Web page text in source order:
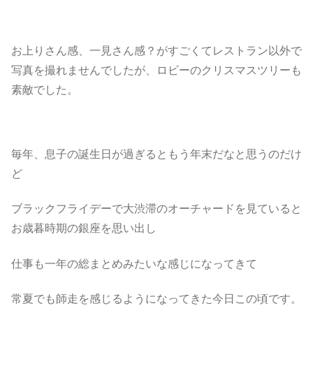
お上りさん感、一見さん感？がすごくてレストラン以外で
写真を撮れませんでしたが、ロビーのクリスマスツリーも
素敵でした。
毎年、息子の誕生日が過ぎるともう年末だなと思うのだけ
ど
ブラックフライデーで大渋滞のオーチャードを見ていると
お歳暮時期の銀座を思い出し
仕事も一年の総まとめみたいな感じになってきて
常夏でも師走を感じるようになってきた今日この頃です。